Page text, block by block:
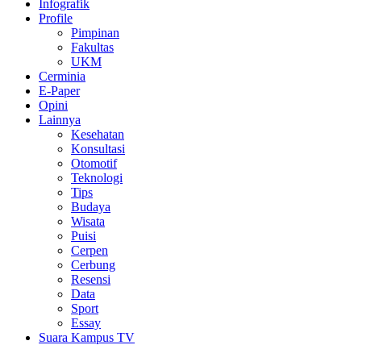
Infografik
Profile
Pimpinan
Fakultas
UKM
Cerminia
E-Paper
Opini
Lainnya
Kesehatan
Konsultasi
Otomotif
Teknologi
Tips
Budaya
Wisata
Puisi
Cerpen
Cerbung
Resensi
Data
Sport
Essay
Suara Kampus TV